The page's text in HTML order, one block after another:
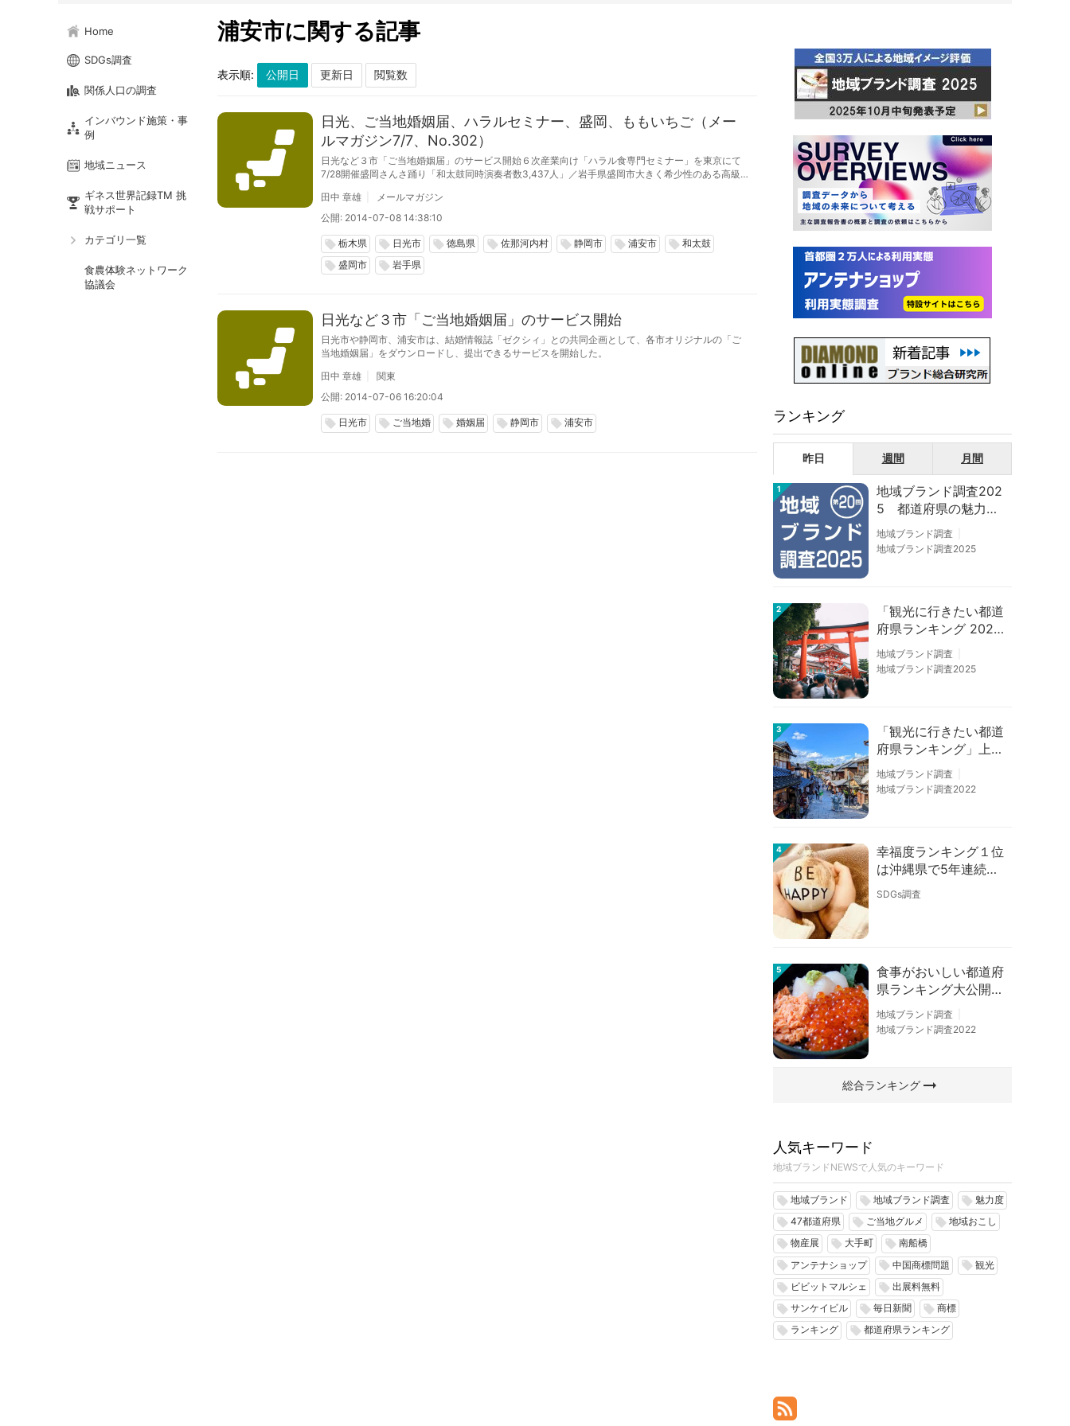
Home
SDGs調査
関係人口の調査
インバウンド施策・事
例
地域ニュース
ギネス世界記録TM 挑
戦サポート
カテゴリ一覧
食農体験ネットワーク
協議会
浦安市に関する記事
表示順:
日光、ご当地婚姻届、ハラルセミナー、盛岡、ももいちご（メー
ルマガジン7/7、No.302）
日光など３市「ご当地婚姻届」のサービス開始６次産業向け「ハラル食専門セミナー」を東京にて
7/28開催盛岡さんさ踊り「和太鼓同時演奏者数3,437人」／岩手県盛岡市大きく希少性のある高級
田中 章雄
メールマガジン
公開: 2014-07-08 14:38:10
local_offer 栃木県 local_offer 日光市 local_offer 徳島県 local_offer 佐那河内村 local_offer 静岡市 local_offer 浦安市 local_offer 和太鼓
local_offer 盛岡市 local_offer 岩手県
日光など３市「ご当地婚姻届」のサービス開始
日光市や静岡市、浦安市は、結婚情報誌「ゼクシィ」との共同企画として、各市オリジナルの「ご
当地婚姻届」をダウンロードし、提出できるサービスを開始した。
田中 章雄
関東
公開: 2014-07-06 16:20:04
local_offer 日光市 local_offer ご当地婚 local_offer 婚姻届 local_offer 静岡市 local_offer 浦安市 ランキング
昨日 週間 月間
1
地域ブランド調査202
5 都道府県の魅力度
等調査結果
地域ブランド調査
地域ブランド調査2025
2
「観光に行きたい都道
府県ランキング 202
6」京都は低下、神奈
川上昇
地域ブランド調査
地域ブランド調査2025
3
「観光に行きたい都道
府県ランキング」上位
の順位に変動あり
地域ブランド調査
地域ブランド調査2022
4
幸福度ランキング１位
は沖縄県で5年連続！
佐賀、愛知が順位上昇
【幸福度調査2026】
SDGs調査
5
食事がおいしい都道府
県ランキング大公開！
１位は北海道、３位は
大阪府、２位は〇〇
地域ブランド調査
地域ブランド調査2022
総合ランキングarrow_right_alt
人気キーワード
地域ブランドNEWSで人気のキーワード
local_offer 地域ブランド local_offer 地域ブランド調査 local_offer 魅力度
local_offer 47都道府県 local_offer ご当地グルメ local_offer 地域おこし
local_offer 物産展 local_offer 大手町 local_offer 南船橋
local_offer アンテナショップ local_offer 中国商標問題 local_offer 観光
local_offer ビビットマルシェ local_offer 出展料無料
local_offer サンケイビル local_offer 毎日新聞 local_offer 商標
local_offer ランキング local_offer 都道府県ランキング